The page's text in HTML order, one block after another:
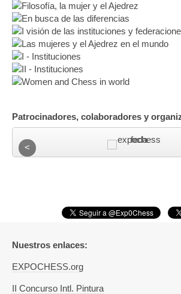
Filosofía, la mujer y el Ajedrez
En busca de las diferencias
I visión de las instituciones y
Las mujeres y el Ajedrez en el mundo
I - Instituciones
II - Instituciones
Women and Chess in world
Patrocinadores, colaboradores y
Nuestros enlaces:
EXPOCHESS.org
II Concurso Intl. Pintura